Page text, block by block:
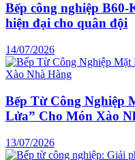
Bếp công nghiệp
hiện đại cho quân đội
14/07/2026
Bếp Từ Công Nghiệp
Lửa” Cho Món Xào
13/07/2026